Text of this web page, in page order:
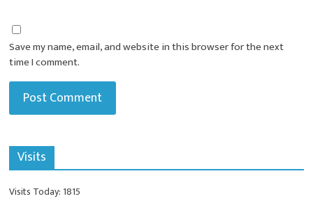
Save my name, email, and website in this browser for the next
time I comment.
Visits
Visits Today: 1815